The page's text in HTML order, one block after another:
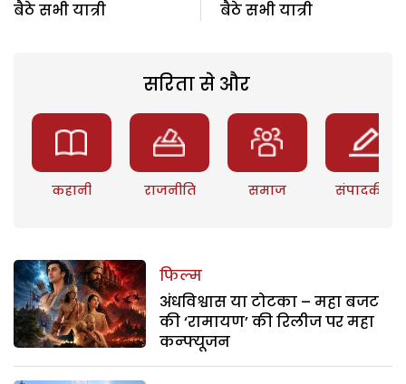
बैठे सभी यात्री
बैठे सभी यात्री
सरिता से और
कहानी राजनीति समाज संपादकीय
फिल्म
अंधविश्वास या टोटका – महा बजट
की ‘रामायण’ की रिलीज पर महा
कन्फ्यूजन